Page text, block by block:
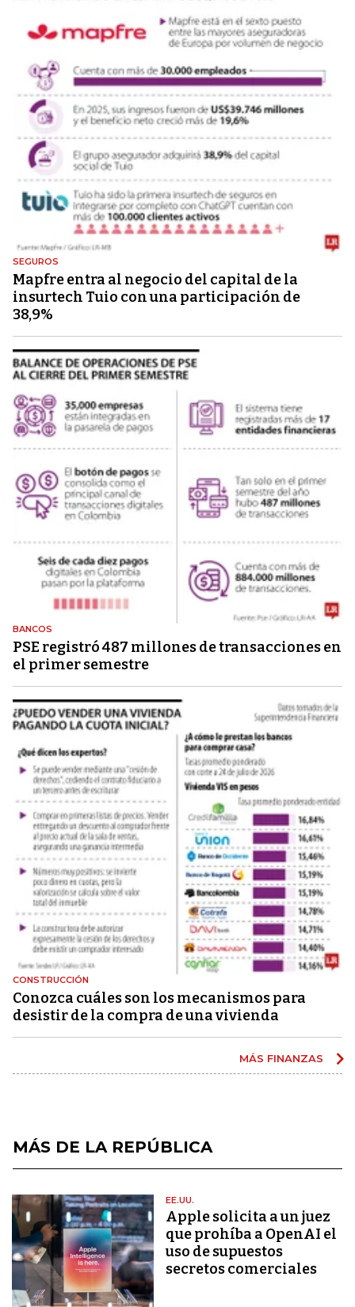
SEGUROS
Mapfre entra al negocio del capital de la
insurtech Tuio con una participación de
38,9%
BANCOS
PSE registró 487 millones de transacciones en
el primer semestre
CONSTRUCCIÓN
Conozca cuáles son los mecanismos para
desistir de la compra de una vivienda
MÁS FINANZAS
MÁS DE LA REPÚBLICA
EE.UU.
Apple solicita a un juez
que prohíba a OpenAI el
uso de supuestos
secretos comerciales